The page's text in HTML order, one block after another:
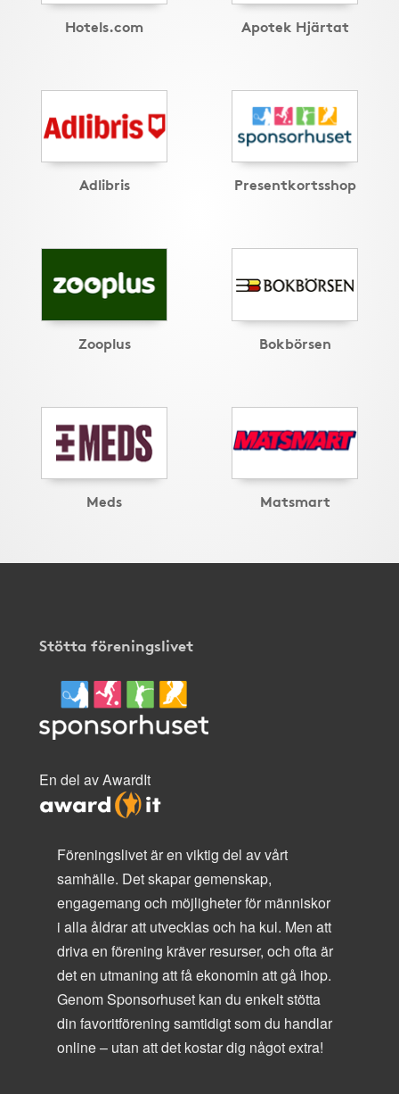
Hotels.com Apotek Hjärtat
Adlibris Presentkortsshop
Zooplus Bokbörsen
Meds Matsmart
Stötta föreningslivet
En del av AwardIt
Föreningslivet är en viktig del av vårt
samhälle. Det skapar gemenskap,
engagemang och möjligheter för människor
i alla åldrar att utvecklas och ha kul. Men att
driva en förening kräver resurser, och ofta är
det en utmaning att få ekonomin att gå ihop.
Genom Sponsorhuset kan du enkelt stötta
din favoritförening samtidigt som du handlar
online – utan att det kostar dig något extra!